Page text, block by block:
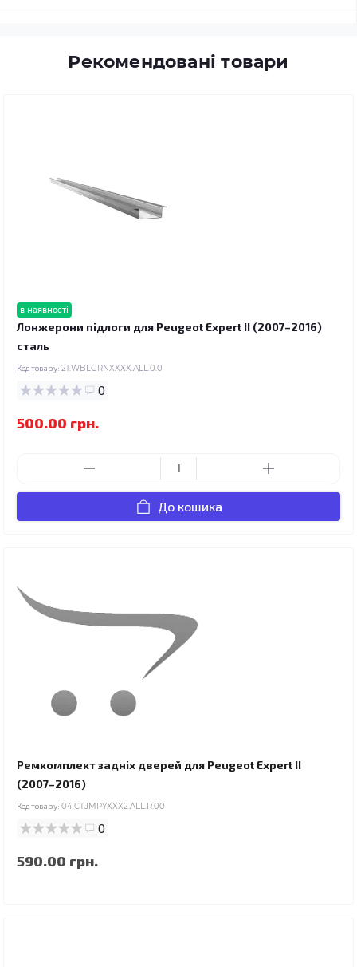
Рекомендовані товари
в наявності
Лонжерони підлоги для Peugeot Expert II (2007–2016)
сталь
Код товару: 21.WBLGRNXXXX.ALL.0.0
0
500.00 грн.
До кошика
Ремкомплект задніх дверей для Peugeot Expert II
(2007–2016)
Код товару: 04.CTJMPYXXX2.ALL.R.00
0
590.00 грн.